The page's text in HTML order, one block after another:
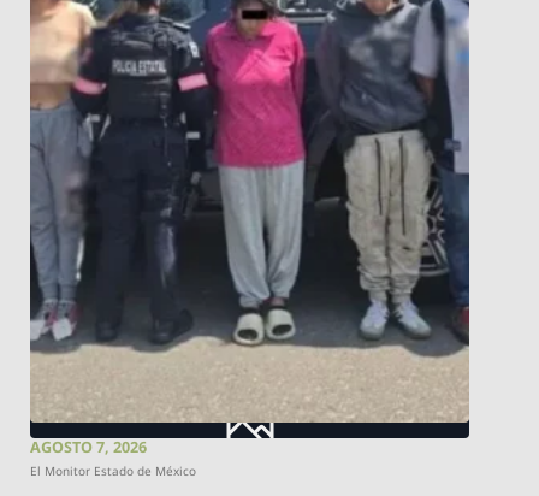
AGOSTO 7, 2026
El Monitor Estado de México